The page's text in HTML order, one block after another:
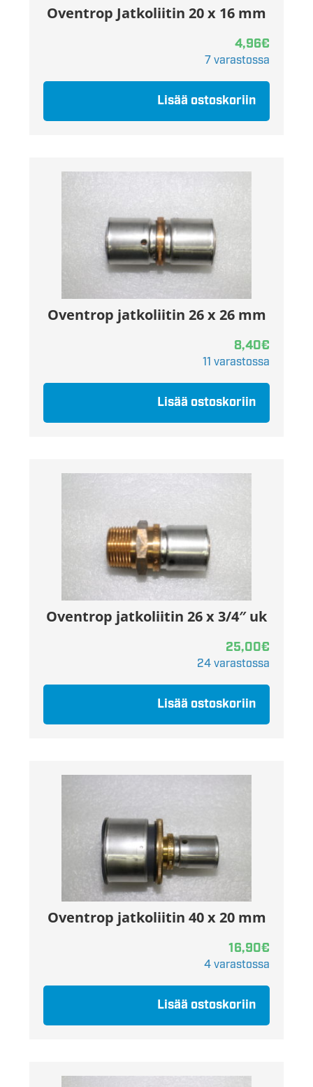
Oventrop Jatkoliitin 20 x 16 mm
4,96€
7 varastossa
Lisää ostoskoriin
Oventrop jatkoliitin 26 x 26 mm
8,40€
11 varastossa
Lisää ostoskoriin
Oventrop jatkoliitin 26 x 3/4″ uk
25,00€
24 varastossa
Lisää ostoskoriin
Oventrop jatkoliitin 40 x 20 mm
16,90€
4 varastossa
Lisää ostoskoriin